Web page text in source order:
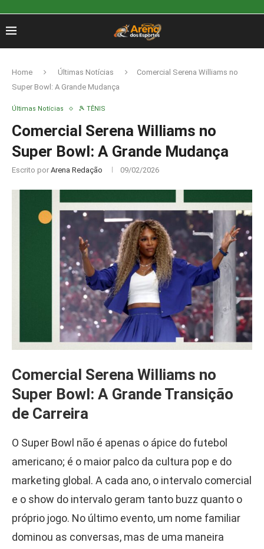
Home Últimas Notícias
Comercial Serena Williams no
Super Bowl: A Grande Mudança
Últimas Notícias 🎾 TÊNIS
Comercial Serena Williams no
Super Bowl: A Grande Mudança
Escrito por Arena Redação 09/02/2026
Comercial Serena Williams no
Super Bowl: A Grande Transição
de Carreira
O Super Bowl não é apenas o ápice do futebol
americano; é o maior palco da cultura pop e do
marketing global. A cada ano, o intervalo comercial
e o show do intervalo geram tanto buzz quanto o
próprio jogo. No último evento, um nome familiar
dominou as conversas, mas de uma maneira